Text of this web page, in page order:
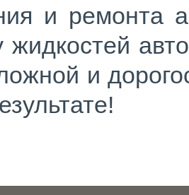
и ремонта
жидкостей
и